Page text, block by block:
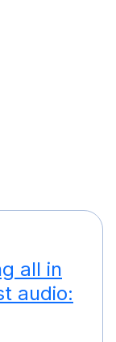
all in
audio: